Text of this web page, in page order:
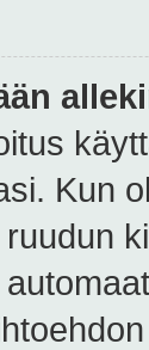
Kun
ruudun